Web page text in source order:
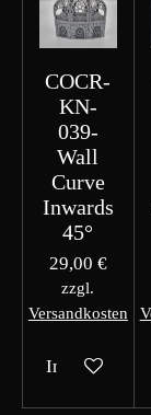
COCR-
KN-
039-
Wall
Curve
Inwards
45°
29,00 €
zzgl.
Versandkosten
In den